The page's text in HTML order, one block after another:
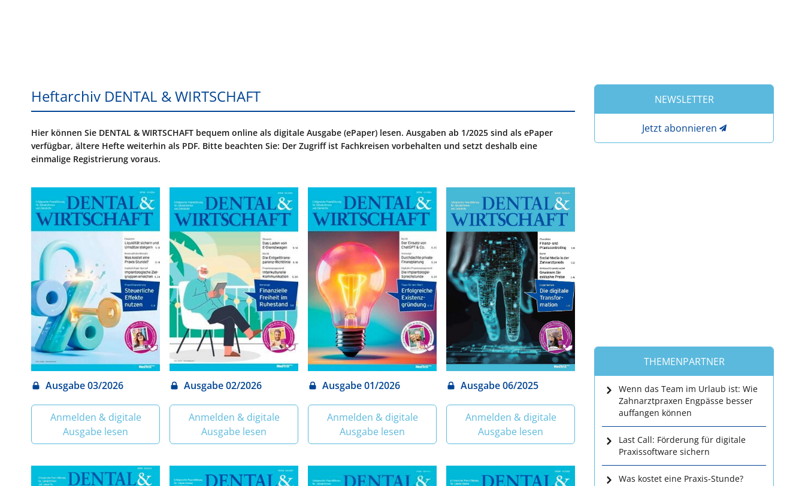
Heftarchiv DENTAL & WIRTSCHAFT
Hier können Sie DENTAL & WIRTSCHAFT bequem online als digitale Ausgabe (ePaper) lesen. Ausgaben ab 1/2025 sind als ePaper
verfügbar, ältere Hefte weiterhin als PDF. Bitte beachten Sie: Der Zugriff ist Fachkreisen vorbehalten und setzt deshalb eine
einmalige Registrierung voraus.
Ausgabe 03/2026
Anmelden & digitale
Ausgabe lesen
Ausgabe 02/2026
Anmelden & digitale
Ausgabe lesen
Ausgabe 01/2026
Anmelden & digitale
Ausgabe lesen
Ausgabe 06/2025
Anmelden & digitale
Ausgabe lesen
NEWSLETTER
Jetzt abonnieren
THEMENPARTNER
Wenn das Team im Urlaub ist: Wie
Zahnarztpraxen Engpässe besser
auffangen können
Last Call: Förderung für digitale
Praxissoftware sichern
Was kostet eine Praxis-Stunde?